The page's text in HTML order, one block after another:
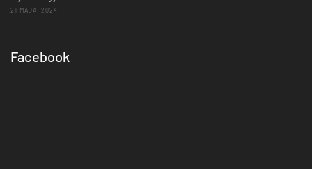
21 MAJA, 2024
Facebook